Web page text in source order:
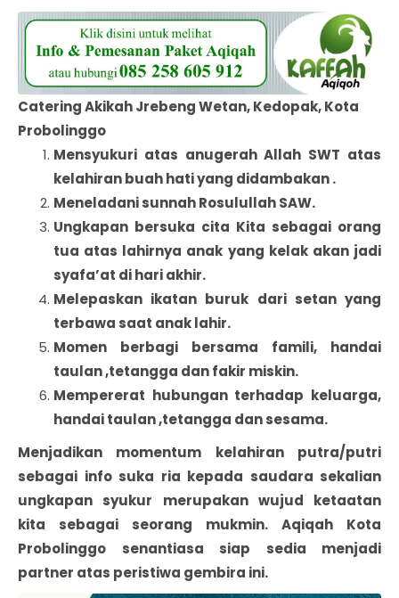
Catering Akikah Jrebeng Wetan, Kedopak, Kota
Probolinggo
Mensyukuri atas anugerah Allah SWT atas
kelahiran buah hati yang didambakan .
Meneladani sunnah Rosulullah SAW.
Ungkapan bersuka cita Kita sebagai orang
tua atas lahirnya anak yang kelak akan jadi
syafa’at di hari akhir.
Melepaskan ikatan buruk dari setan yang
terbawa saat anak lahir.
Momen berbagi bersama famili, handai
taulan ,tetangga dan fakir miskin.
Mempererat hubungan terhadap keluarga,
handai taulan ,tetangga dan sesama.
Menjadikan momentum kelahiran putra/putri
sebagai info suka ria kepada saudara sekalian
ungkapan syukur merupakan wujud ketaatan
kita sebagai seorang mukmin. Aqiqah Kota
Probolinggo senantiasa siap sedia menjadi
partner atas peristiwa gembira ini.